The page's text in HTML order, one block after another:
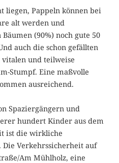
liegen, Pappeln können bei
alt werden und
(90%) noch gute 50
auch die schon gefällten
vitalen und teilweise
Stumpf. Eine maßvolle
ausreichend.
Spaziergängern und
hundert Kinder aus dem
ist die wirkliche
Verkehrssicherheit auf
Am Mühlholz, eine